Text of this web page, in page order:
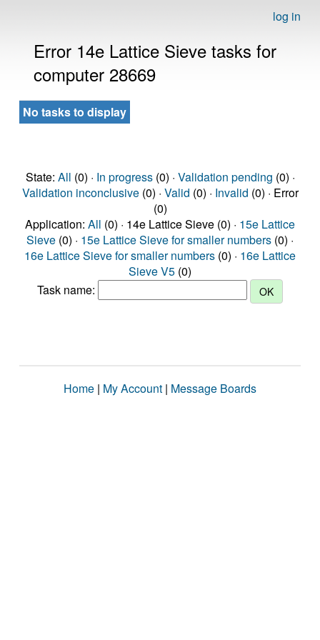
log in
Error 14e Lattice Sieve tasks for
computer 28669
No tasks to display
State: All (0) · In progress(0) · Validation pending (0) ·
Validation inconclusive(0) · Valid (0) · Invalid (0) · Error
(0)
Application: All (0) · 14e Lattice Sieve (0) · 15e Lattice
Sieve (0) · 15e Lattice Sieve for smaller numbers (0) ·
16e Lattice Sieve for smaller numbers (0) · 16e Lattice
Sieve V5 (0)
Task name:
Home | My Account | Message Boards